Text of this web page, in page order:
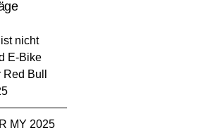
nicht
E-Bike
Bull
MY 2025